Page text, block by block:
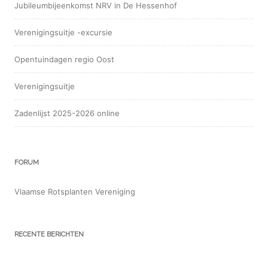
Jubileumbijeenkomst NRV in De Hessenhof
Verenigingsuitje -excursie
Opentuindagen regio Oost
Verenigingsuitje
Zadenlijst 2025-2026 online
FORUM
Vlaamse Rotsplanten Vereniging
RECENTE BERICHTEN